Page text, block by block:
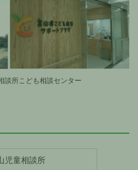
所こども相談センター
児童相談所